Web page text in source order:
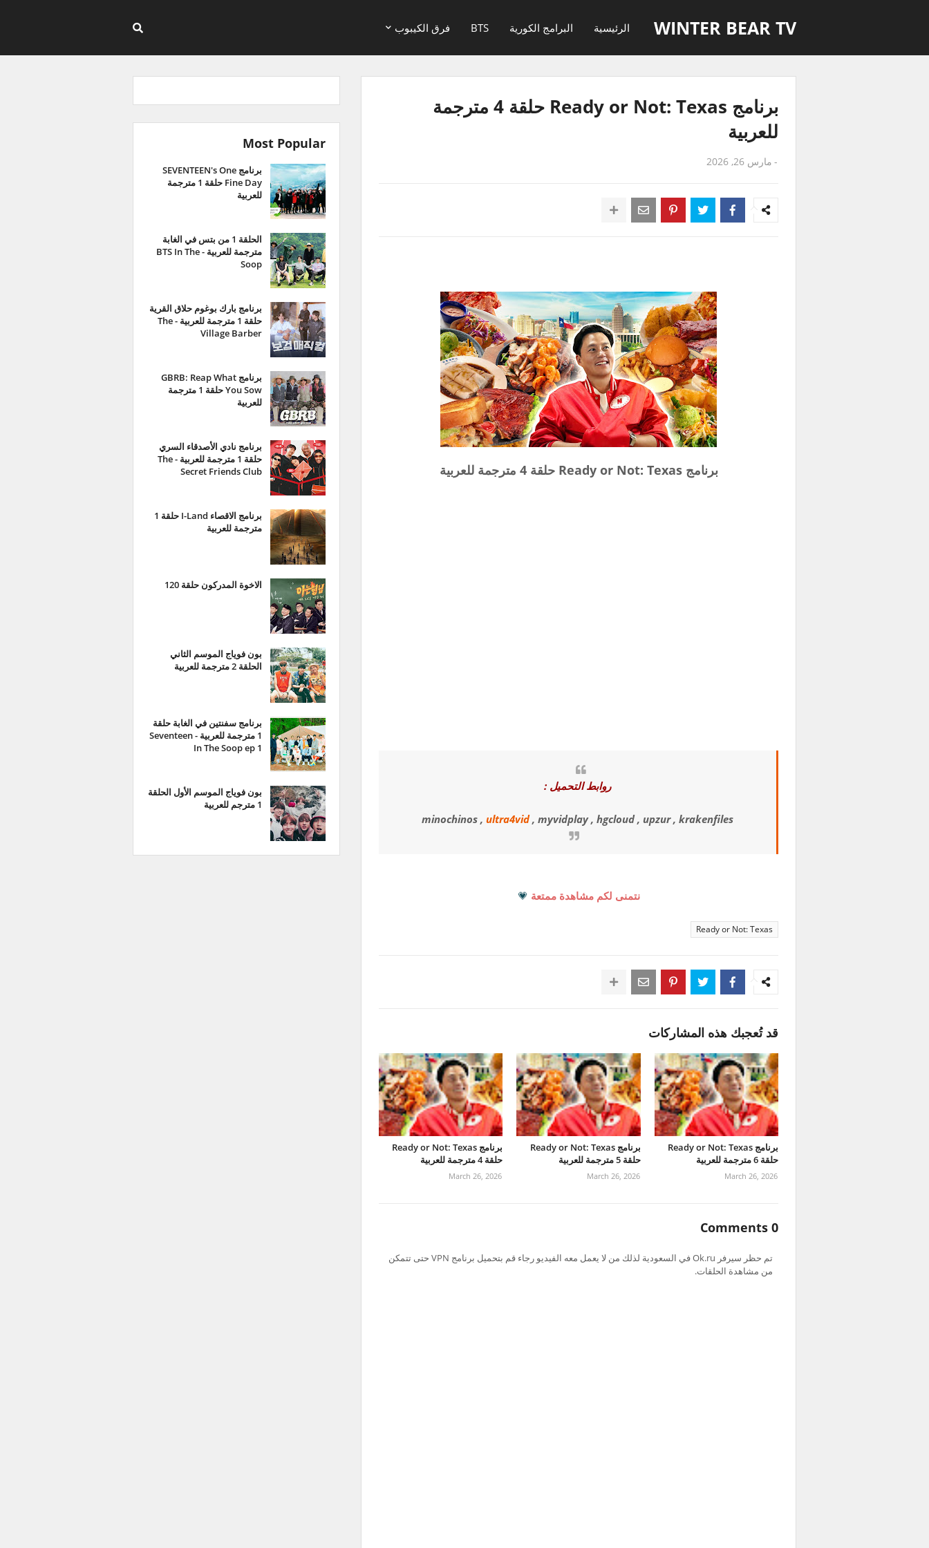
WINTER BEAR TV الرئيسية البرامج الكورية BTS فرق الكيبوب
برنامج Ready or Not: Texas حلقة 4 مترجمة
للعربية
- مارس 26, 2026
برنامج Ready or Not: Texas حلقة 4 مترجمة للعربية
روابط التحميل :
minochinos , ultra4vid, myvidplay , hgcloud , upzur , krakenfiles
نتمنى لكم مشاهدة ممتعة 💗
Ready or Not: Texas
قد تُعجبك هذه المشاركات
برنامج Ready or Not: Texas
حلقة 6 مترجمة للعربية
March 26, 2026
برنامج Ready or Not: Texas
حلقة 5 مترجمة للعربية
March 26, 2026
برنامج Ready or Not: Texas
حلقة 4 مترجمة للعربية
March 26, 2026
0 Comments
تم حظر سيرفر Ok.ru في السعودية لذلك من لا يعمل معه الفيديو رجاء قم بتحميل برنامج VPN حتى تتمكن
من مشاهدة الحلقات.
Most Popular
برنامج SEVENTEEN's One
Fine Day حلقة 1 مترجمة
للعربية
الحلقة 1 من بتس في الغابة
مترجمة للعربية - BTS In The
Soop
برنامج بارك بوغوم حلاق القرية
حلقة 1 مترجمة للعربية - The
Village Barber
برنامج GBRB: Reap What
You Sow حلقة 1 مترجمة
للعربية
برنامج نادي الأصدقاء السري
حلقة 1 مترجمة للعربية - The
Secret Friends Club
برنامج الاقصاء I-Land حلقة 1
مترجمة للعربية
الاخوة المدركون حلقة 120
بون فوياج الموسم الثاني
الحلقة 2 مترجمة للعربية
برنامج سفنتين في الغابة حلقة
1 مترجمة للعربية - Seventeen
In The Soop ep 1
بون فوياج الموسم الأول الحلقة
1 مترجم للعربية